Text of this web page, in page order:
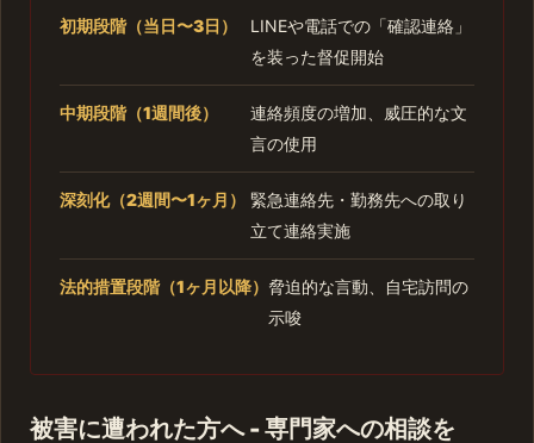
初期段階（当日〜3日）
LINEや電話での「確認連絡」
を装った督促開始
中期段階（1週間後）
連絡頻度の増加、威圧的な文
言の使用
深刻化（2週間〜1ヶ月）
緊急連絡先・勤務先への取り
立て連絡実施
法的措置段階（1ヶ月以降） 脅迫的な言動、自宅訪問の
示唆
被害に遭われた方へ - 専門家への相談を